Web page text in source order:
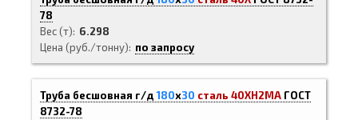
78
Вес (т)
6.298
Цена (руб./тонну)
по запросу
Труба бесшовная г/д180х30 сталь 40ХН2МА ГОСТ
8732-78